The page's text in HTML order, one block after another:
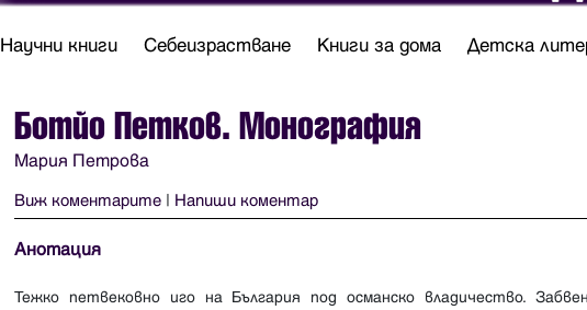
Научни книги Себеизрастване Книги за дома Детска
Ботйо Петков. Монография
Мария Петрова
Виж коментарите | Напиши коментар
Анотация
Тежко петвековно иго на България под османско владичество.